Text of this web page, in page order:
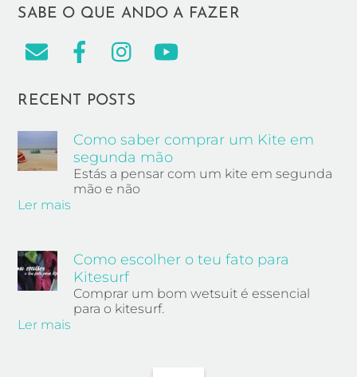
SABE O QUE ANDO A FAZER
RECENT POSTS
Como saber comprar um Kite em
segunda mão
Estás a pensar com um kite em segunda
mão e não
Ler mais
Como escolher o teu fato para
Kitesurf
Comprar um bom wetsuit é essencial
para o kitesurf.
Ler mais